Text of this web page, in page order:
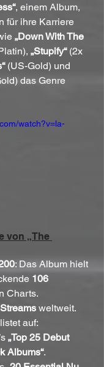
, einem Album,
für ihre Karriere
„Down With The
„Stupify“ (2x
(US-Gold) und
das Genre
watch?v=la-
von „The
: Das Album hielt
106
Charts.
weltweit.
auf:
„Top 25 Debut
Albums“.